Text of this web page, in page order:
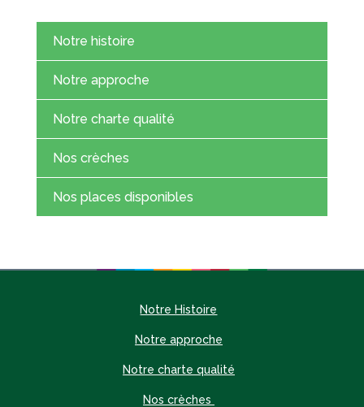
Notre histoire
Notre approche
Notre charte qualité
Nos crèches
Nos places disponibles
Notre Histoire
Notre approche
Notre charte qualité
Nos crèches